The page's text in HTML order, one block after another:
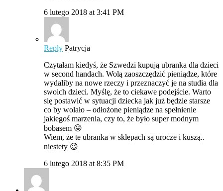
6 lutego 2018 at 3:41 PM
Reply Patrycja
Czytałam kiedyś, że Szwedzi kupują ubranka dla dzieci
w second handach. Wolą zaoszczędzić pieniądze, które
wydaliby na nowe rzeczy i przeznaczyć je na studia dla
swoich dzieci. Myślę, że to ciekawe podejście. Warto
się postawić w sytuacji dziecka jak już będzie starsze
co by wolało – odłożone pieniądze na spełnienie
jakiegoś marzenia, czy to, że było super modnym
bobasem 😛
Wiem, że te ubranka w sklepach są urocze i kuszą..
niestety 😉
6 lutego 2018 at 8:35 PM